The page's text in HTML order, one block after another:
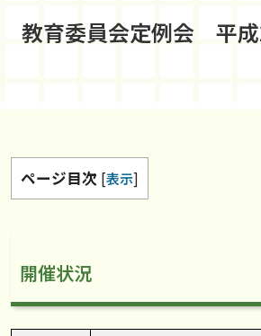
教育委員会定例会 平
ページ目次 [表示]
開催状況